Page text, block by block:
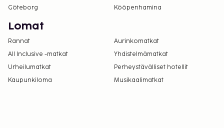
Göteborg
Kööpenhamina
Lomat
Rannat
Aurinkomatkat
All Inclusive -matkat
Yhdistelmämatkat
Urheilumatkat
Perheystävälliset hotellit
Kaupunkiloma
Musikaalimatkat